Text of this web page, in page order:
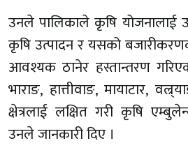
उनले पालिकाले कृषि योजनालाई
कृषि उत्पादन र यसको
आवश्यक ठानेर हस्तान्तरण
भाराङ, हात्तीवाङ, मायाटार,
क्षेत्रलाई लक्षित गरी कृषि
उनले जानकारी दिए ।